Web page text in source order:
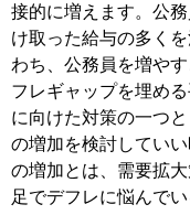
接的に増えます。公
け取った給与の多く
わち、公務員を増や
フレギャップを埋め
に向けた対策の一つ
の増加を検討してい
の増加とは、需要拡
足でデフレに悩んで